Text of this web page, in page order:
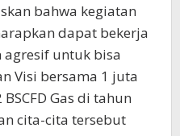
bahwa kegiatan
dapat bekerja
untuk bisa
Visi bersama 1 juta
Gas di tahun
cita-cita tersebut